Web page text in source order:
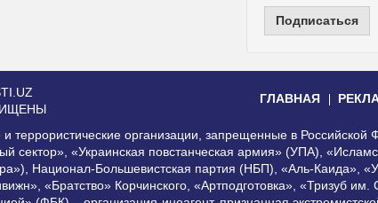
Подписаться
ГЛАВНАЯ
и террористические организации, запрещенные в
сектор», «Украинская повстанческая армия» (УПА),
Национал-Большевистская партия (НБП), «Аль-Каида»,
«Братство» Корчинского, «Артподготовка», «Тризуб